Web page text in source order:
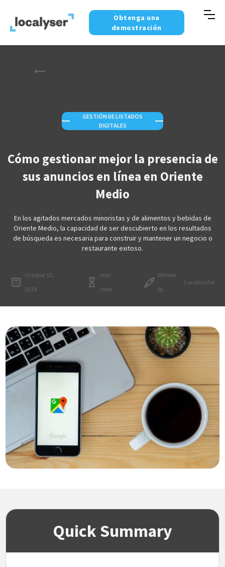
Obtenga una
demostración
—
GESTIÓN DE LISTADOS
DIGITALES
—
Cómo gestionar mejor la presencia de
sus anuncios en línea en Oriente
Medio
En los agitados mercados minoristas y de alimentos y bebidas de
Oriente Medio, la capacidad de ser descubierto en los resultados
de búsqueda es necesaria para construir y mantener un negocio o
restaurante exitoso.
October 15,
2019
min
read
Written
by
Localizador
Quick Summary